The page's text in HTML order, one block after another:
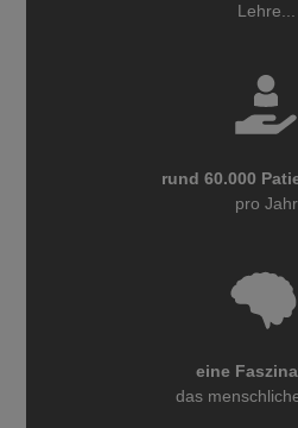
Lehre...
rund 60.000
pro Jahr
eine
das